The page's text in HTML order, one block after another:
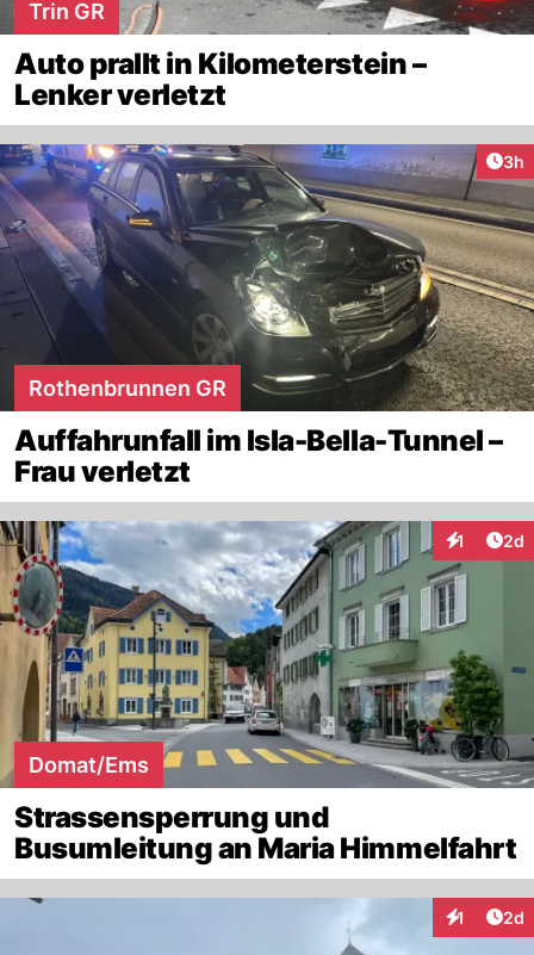
Trin GR
Auto prallt in Kilometerstein –
Lenker verletzt
3h
Rothenbrunnen GR
Auffahrunfall im Isla-Bella-Tunnel –
Frau verletzt
1 2d
Domat/Ems
Strassensperrung und
Busumleitung an Maria Himmelfahrt
1 2d